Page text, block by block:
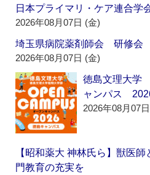
日本プライマリ・ケア連合
2026年08月07日 (金)
埼玉県病院薬剤師会 研修会
2026年08月07日 (金)
徳島文理大学
ャンパス
2026年08月07
【昭和薬大 神林氏ら】獣医
門教育の充実を